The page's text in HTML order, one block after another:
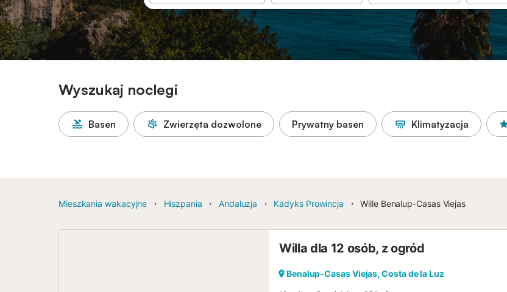
Wyszukaj noclegi
Basen Zwierzęta dozwolone Prywatny basen Klimatyzacja
Mieszkania wakacyjne Hiszpania Andaluzja Kadyks Prowincja Wille Benalup-Casas Viejas
Willa dla 12 osób, z ogród
Benalup-Casas Viejas, Costa de la Luz